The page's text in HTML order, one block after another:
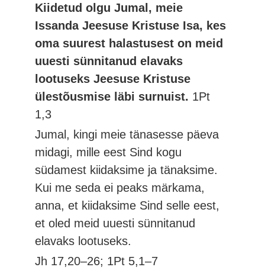
Kiidetud olgu Jumal, meie
Issanda Jeesuse Kristuse Isa, kes
oma suurest halastusest on meid
uuesti sünnitanud elavaks
lootuseks Jeesuse Kristuse
ülestõusmise läbi surnuist. 1Pt
1,3
Jumal, kingi meie tänasesse päeva
midagi, mille eest Sind kogu
südamest kiidaksime ja tänaksime.
Kui me seda ei peaks märkama,
anna, et kiidaksime Sind selle eest,
et oled meid uuesti sünnitanud
elavaks lootuseks.
Jh 17,20–26; 1Pt 5,1–7